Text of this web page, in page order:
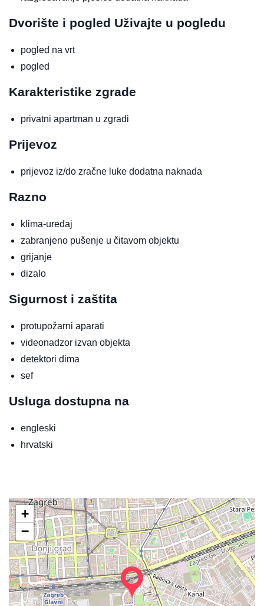
Dvorište i pogled Uživajte u pogledu
pogled na vrt
pogled
Karakteristike zgrade
privatni apartman u zgradi
Prijevoz
prijevoz iz/do zračne luke dodatna naknada
Razno
klima-uređaj
zabranjeno pušenje u čitavom objektu
grijanje
dizalo
Sigurnost i zaštita
protupožarni aparati
videonadzor izvan objekta
detektori dima
sef
Usluga dostupna na
engleski
hrvatski
+
−